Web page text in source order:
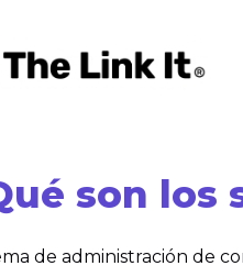
son los
de administración de